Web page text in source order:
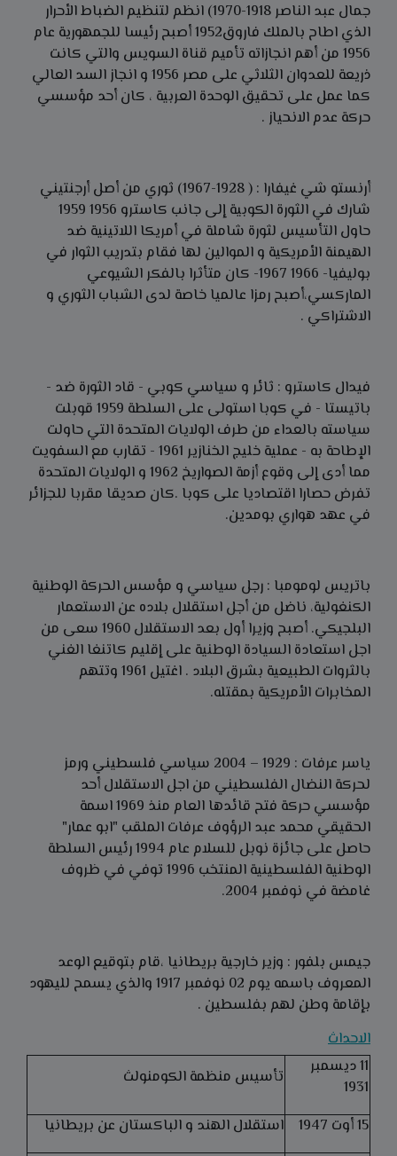
جمال عبد الناصر 1918-1970) انظم لتنظيم الضباط الأحرار
الذي اطاح بالملك فاروق1952 أصبح رئيسا للجمهورية عام
1956 من أهم انجازاته تأميم قناة السويس والتي كانت
ذريعة للعدوان الثلاثي على مصر 1956 و انجاز السد العالي
كما عمل على تحقيق الوحدة العربية ، كان أحد مؤسسي
حركة عدم الانحياز .
أرنستو شي غيفارا : ( 1928-1967) ثوري من أصل أرجنتيني
شارك في الثورة الكوبية إلى جانب كاسترو 1956 1959
حاول التأسيس لثورة شاملة في أمريكا اللاتينية ضد
الهيمنة الأمريكية و الموالين لها فقام بتدريب الثوار في
بوليفيا- 1966 1967- كان متأثرا بالفكر الشيوعي
الماركسي،أصبح رمزا عالميا خاصة لدى الشباب الثوري و
الاشتراكي .
فيدال كاسترو : ثائر و سياسي كوبي - قاد الثورة ضد -
باتيستا - في كوبا استولى على السلطة 1959 قوبلت
سياسته بالعداء من طرف الولايات المتحدة التي حاولت
الإطاحة به - عملية خليج الخنازير 1961 - تقارب مع السفويت
مما أدى إلى وقوع أزمة الصواريخ 1962 و الولايات المتحدة
تفرض حصارا اقتصاديا على كوبا .كان صديقا مقربا للجزائر
في عهد هواري بومدين.
باتريس لومومبا : رجل سياسي و مؤسس الحركة الوطنية
الكنغولية، ناضل من أجل استقلال بلاده عن الاستعمار
البلجيكي. أصبح وزيرا أول بعد الاستقلال 1960 سعى من
اجل استعادة السيادة الوطنية على إقليم كاتنغا الغني
بالثروات الطبيعية بشرق البلاد . اغتيل 1961 وتتهم
المخابرات الأمريكية بمقتله.
ياسر عرفات : 1929 – 2004 سياسي فلسطيني ورمز
لحركة النضال الفلسطيني من اجل الاستقلال أحد
مؤسسي حركة فتح قائدها العام منذ 1969 اسمة
الحقيقي محمد عبد الرؤوف عرفات الملقب "ابو عمار"
حاصل على جائزة نوبل للسلام عام 1994 رئيس السلطة
الوطنية الفلسطينية المنتخب 1996 توفي في ظروف
غامضة في نوفمبر 2004.
جيمس بلفور : وزير خارجية بريطانيا ،قام بتوقيع الوعد
المعروف باسمه يوم 02 نوفمبر 1917 والذي يسمح لليهود
بإقامة وطن لهم بفلسطين .
الاحداث
11 ديسمبر
1931
تأسيس منظمة الكومنولث
15 أوت 1947
استقلال الهند و الباكستان عن بريطانيا